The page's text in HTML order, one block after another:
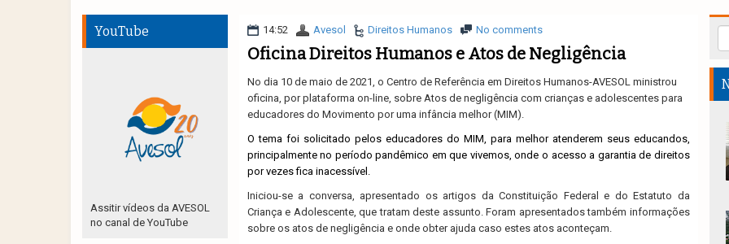
14:52 Avesol Direitos Humanos No comments
Oficina Direitos Humanos e Atos de Negligência
No dia 10 de maio de 2021, o Centro de Referência em Direitos Humanos-AVESOL ministrou
oficina, por plataforma on-line, sobre Atos de negligência com crianças e adolescentes para
educadores do Movimento por uma infância melhor (MIM).
O tema foi solicitado pelos educadores do MIM, para melhor atenderem seus educandos,
principalmente no período pandêmico em que vivemos, onde o acesso a garantia de direitos
por vezes fica inacessível.
Iniciou-se a conversa, apresentado os artigos da Constituição Federal e do Estatuto da
Criança e Adolescente, que tratam deste assunto. Foram apresentados também informações
sobre os atos de negligência e onde obter ajuda caso estes atos aconteçam.
YouTube
Assitir vídeos da AVESOL
no canal de YouTube